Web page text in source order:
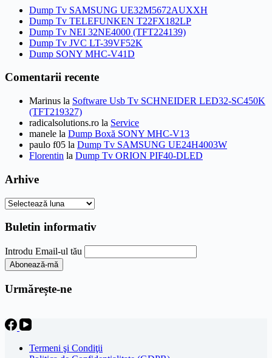
79,00 lei.
Dump Tv SAMSUNG UE32M5672AUXXH
Dump Tv TELEFUNKEN T22FX182LP
Dump Tv NEI 32NE4000 (TFT224139)
Dump Tv JVC LT-39VF52K
Dump SONY MHC-V41D
Comentarii recente
Marinus la Software Usb Tv SCHNEIDER LED32-SC450K
(TFT219327)
radicalsolutions.ro la Service
manele la Dump Boxă SONY MHC-V13
paulo f05 la Dump Tv SAMSUNG UE24H4003W
Florentin la Dump Tv ORION PIF40-DLED
Arhive
Arhive
Buletin informativ
Introdu Email-ul tău
Urmărește-ne
Termeni şi Condiţii